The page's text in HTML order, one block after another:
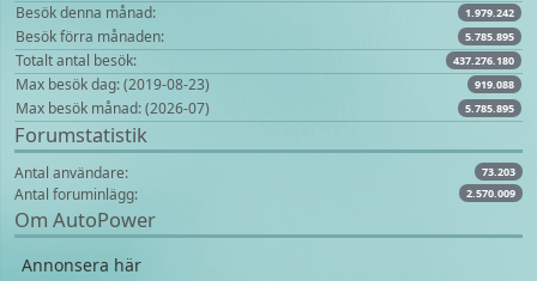
Besök denna månad: 1.979.242
Besök förra månaden: 5.785.895
Totalt antal besök: 437.276.180
Max besök dag: (2019-08-23) 919.088
Max besök månad: (2026-07) 5.785.895
Forumstatistik
Antal användare: 73.203
Antal foruminlägg: 2.570.009
Om AutoPower
Annonsera här